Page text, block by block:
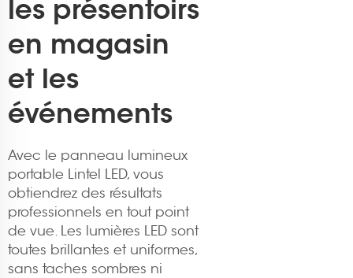
les présentoirs
en magasin
et les
événements
Avec le panneau lumineux
portable Lintel LED, vous
obtiendrez des résultats
professionnels en tout point
de vue. Les lumières LED sont
toutes brillantes et uniformes,
sans taches sombres ni